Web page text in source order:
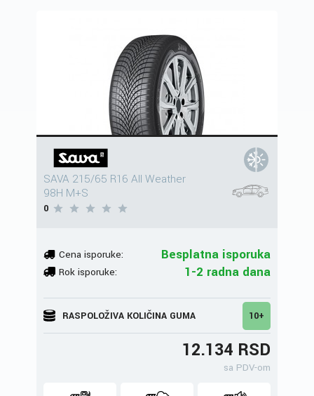
SAVA 215/65 R16 All Weather
98H M+S
0
Cena isporuke: Besplatna isporuka
Rok isporuke: 1-2 radna dana
RASPOLOŽIVA KOLIČINA GUMA 10+
12.134 RSD
sa PDV-om